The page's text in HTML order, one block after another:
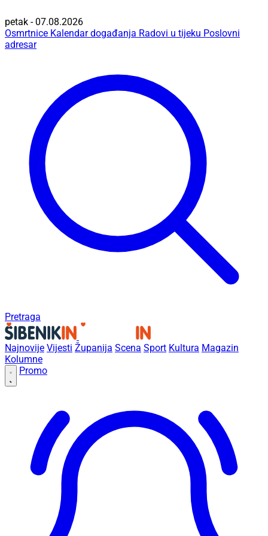
petak - 07.08.2026
Osmrtnice Kalendar događanja Radovi u tijeku Poslovni
adresar
Pretraga
Najnovije Vijesti Županija Scena Sport Kultura Magazin
Kolumne
Promo